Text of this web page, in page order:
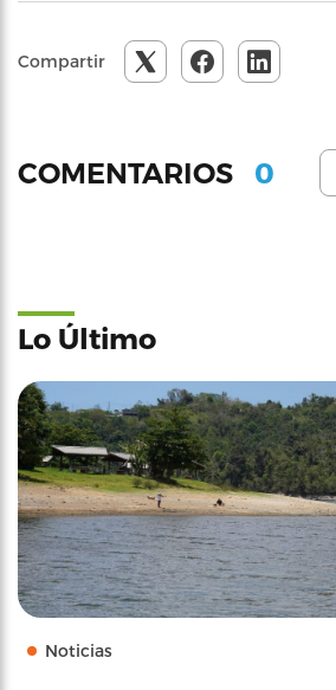
Compartir
COMENTARIOS 0
Lo Último
Noticias